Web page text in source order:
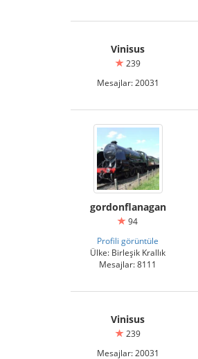
Vinisus
239
Mesajlar: 20031
gordonflanagan
94
Profili görüntüle
Ülke: Birleşik Krallık
Mesajlar: 8111
Vinisus
239
Mesajlar: 20031